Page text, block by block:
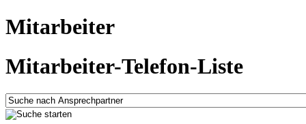
Mitarbeiter
Mitarbeiter-Telefon-Liste